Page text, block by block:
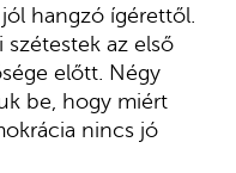
hangzó ígérettől.
az első
előtt. Négy
be, hogy miért
nincs jó